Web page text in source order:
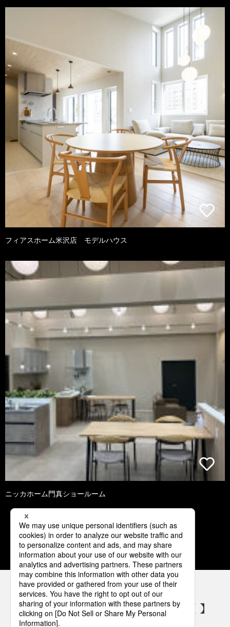
フィアスホーム米沢店 モデルハウス
ニッカホーム門真ショールーム
1 2 3 4 5
パナソニックの電気設備 SNSアカウント